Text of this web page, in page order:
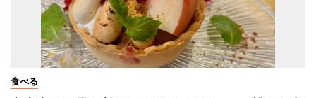
食べる